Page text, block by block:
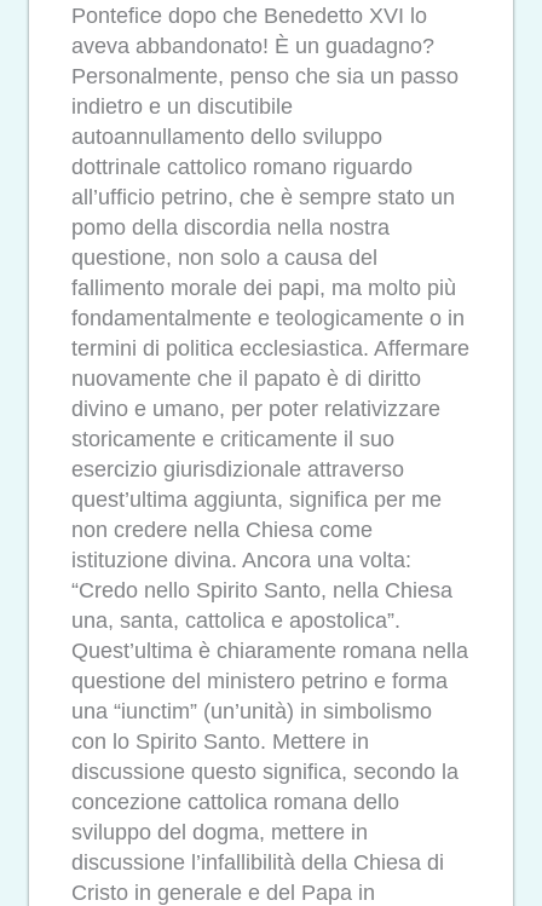
Pontefice dopo che Benedetto XVI lo
aveva abbandonato! È un guadagno?
Personalmente, penso che sia un passo
indietro e un discutibile
autoannullamento dello sviluppo
dottrinale cattolico romano riguardo
all’ufficio petrino, che è sempre stato un
pomo della discordia nella nostra
questione, non solo a causa del
fallimento morale dei papi, ma molto più
fondamentalmente e teologicamente o in
termini di politica ecclesiastica. Affermare
nuovamente che il papato è di diritto
divino e umano, per poter relativizzare
storicamente e criticamente il suo
esercizio giurisdizionale attraverso
quest’ultima aggiunta, significa per me
non credere nella Chiesa come
istituzione divina. Ancora una volta:
“Credo nello Spirito Santo, nella Chiesa
una, santa, cattolica e apostolica”.
Quest’ultima è chiaramente romana nella
questione del ministero petrino e forma
una “iunctim” (un’unità) in simbolismo
con lo Spirito Santo. Mettere in
discussione questo significa, secondo la
concezione cattolica romana dello
sviluppo del dogma, mettere in
discussione l’infallibilità della Chiesa di
Cristo in generale e del Papa in